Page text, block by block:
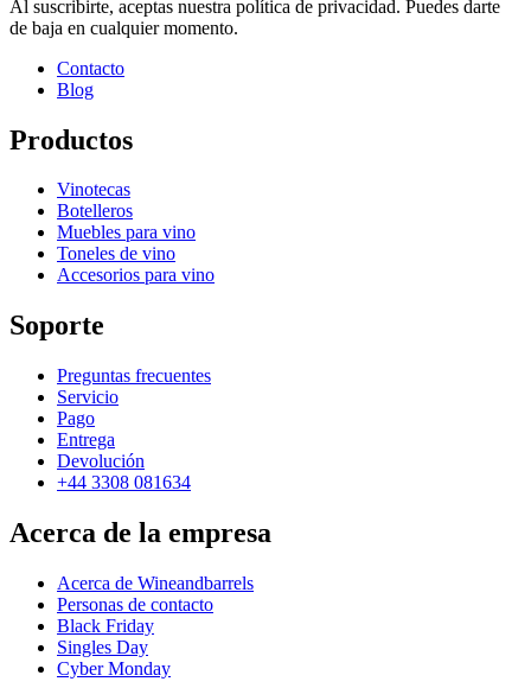
Al suscribirte, aceptas nuestra política de privacidad. Puedes darte
de baja en cualquier momento.
Contacto
Blog
Productos
Vinotecas
Botelleros
Muebles para vino
Toneles de vino
Accesorios para vino
Soporte
Preguntas frecuentes
Servicio
Pago
Entrega
Devolución
+44 3308 081634
Acerca de la empresa
Acerca de Wineandbarrels
Personas de contacto
Black Friday
Singles Day
Cyber Monday